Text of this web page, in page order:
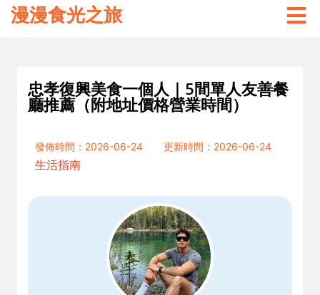
漫漫食光之旅
忠孝復興美食一個人｜5間單人友善餐
廳推薦（附地址價格營業時間）
發佈時間：2026-06-24
更新時間：2026-06-24
生活指南